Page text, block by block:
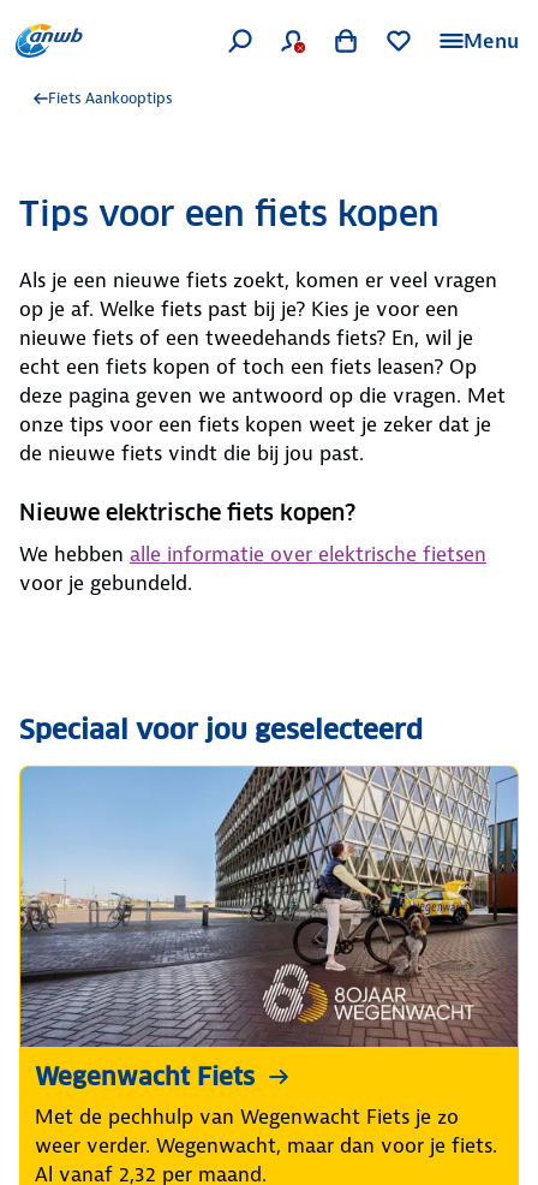
Menu
Fiets Aankooptips
Tips voor een fiets kopen
Als je een nieuwe fiets zoekt, komen er veel vragen
op je af. Welke fiets past bij je? Kies je voor een
nieuwe fiets of een tweedehands fiets? En, wil je
echt een fiets kopen of toch een fiets leasen? Op
deze pagina geven we antwoord op die vragen. Met
onze tips voor een fiets kopen weet je zeker dat je
de nieuwe fiets vindt die bij jou past.
Nieuwe elektrische fiets kopen?
We hebben alle informatie over elektrische fietsen
voor je gebundeld.
Speciaal voor jou geselecteerd
Wegenwacht Fiets
Met de pechhulp van Wegenwacht Fiets je zo
weer verder. Wegenwacht, maar dan voor je fiets.
Al vanaf 2,32 per maand.